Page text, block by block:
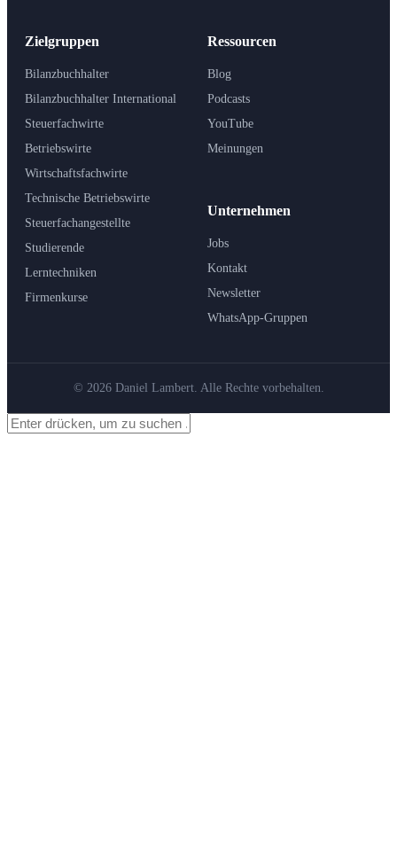
Zielgruppen
Bilanzbuchhalter
Bilanzbuchhalter International
Steuerfachwirte
Betriebswirte
Wirtschaftsfachwirte
Technische Betriebswirte
Steuerfachangestellte
Studierende
Lerntechniken
Firmenkurse
Ressourcen
Blog
Podcasts
YouTube
Meinungen
Unternehmen
Jobs
Kontakt
Newsletter
WhatsApp-Gruppen
© 2026 Daniel Lambert. Alle Rechte vorbehalten.